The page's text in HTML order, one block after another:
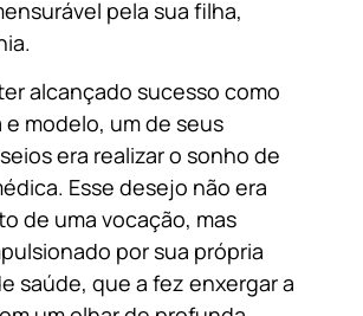
pela sua filha,
alcançado sucesso como
e modelo, um de seus
era realizar o sonho de
Esse desejo não era
de uma vocação, mas
por sua própria
saúde, que a fez enxergar a